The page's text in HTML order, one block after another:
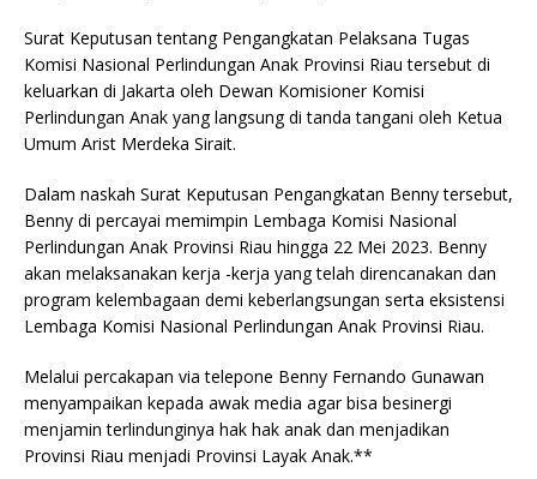
Surat Keputusan tentang Pengangkatan Pelaksana Tugas
Komisi Nasional Perlindungan Anak Provinsi Riau tersebut di
keluarkan di Jakarta oleh Dewan Komisioner Komisi
Perlindungan Anak yang langsung di tanda tangani oleh Ketua
Umum Arist Merdeka Sirait.
Dalam naskah Surat Keputusan Pengangkatan Benny tersebut,
Benny di percayai memimpin Lembaga Komisi Nasional
Perlindungan Anak Provinsi Riau hingga 22 Mei 2023. Benny
akan melaksanakan kerja -kerja yang telah direncanakan dan
program kelembagaan demi keberlangsungan serta eksistensi
Lembaga Komisi Nasional Perlindungan Anak Provinsi Riau.
Melalui percakapan via telepone Benny Fernando Gunawan
menyampaikan kepada awak media agar bisa besinergi
menjamin terlindunginya hak hak anak dan menjadikan
Provinsi Riau menjadi Provinsi Layak Anak.**